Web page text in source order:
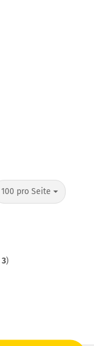
100 pro Seite
pro Seite
3)